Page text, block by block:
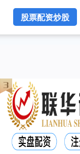
股票配资炒股